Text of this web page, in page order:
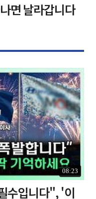
면 날라갑니다
08:23
수입니다", '이